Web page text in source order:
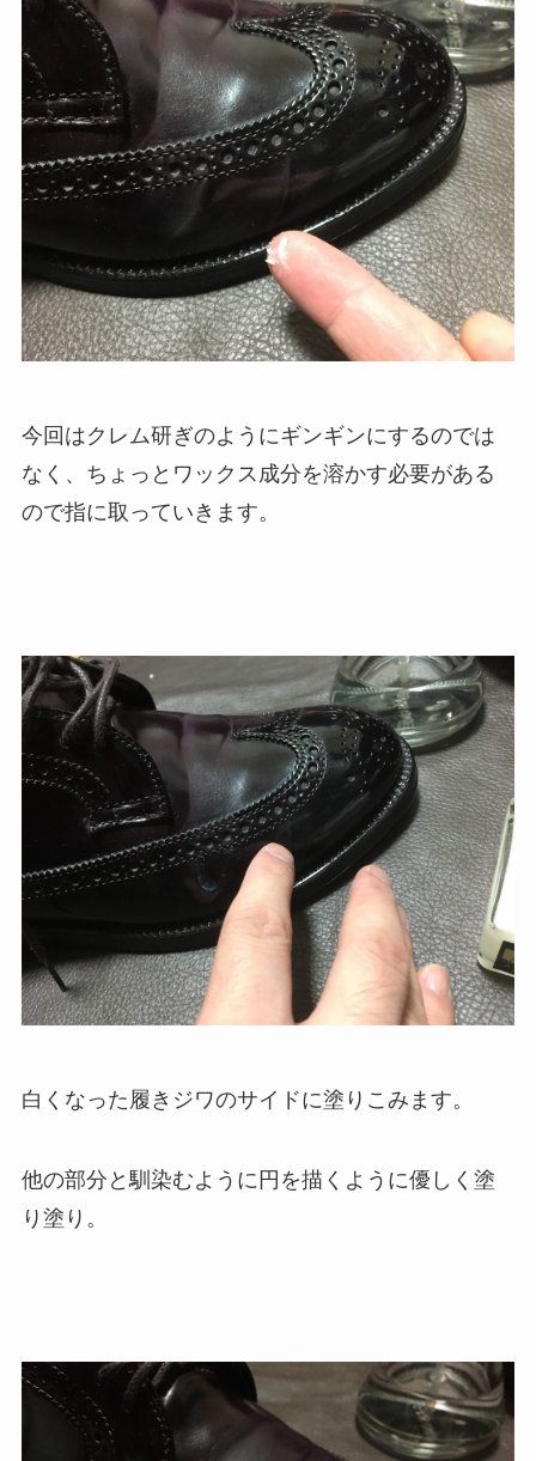
今回はクレム研ぎのようにギンギンにするのでは
なく、ちょっとワックス成分を溶かす必要がある
ので指に取っていきます。
白くなった履きジワのサイドに塗りこみます。
他の部分と馴染むように円を描くように優しく塗
り塗り。